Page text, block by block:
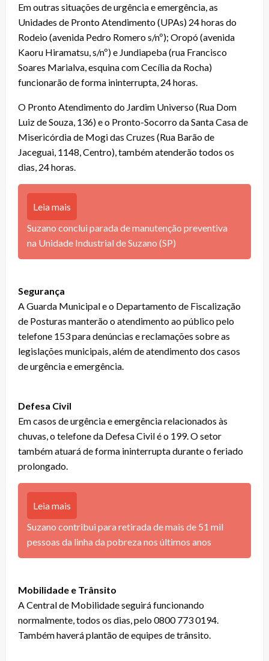
Em outras situações de urgência e emergência, as
Unidades de Pronto Atendimento (UPAs) 24 horas do
Rodeio (avenida Pedro Romero s/nº); Oropó (avenida
Kaoru Hiramatsu, s/nº) e Jundiapeba (rua Francisco
Soares Marialva, esquina com Cecília da Rocha)
funcionarão de forma ininterrupta, 24 horas.
O Pronto Atendimento do Jardim Universo (Rua Dom
Luiz de Souza, 136) e o Pronto-Socorro da Santa Casa de
Misericórdia de Mogi das Cruzes (Rua Barão de
Jaceguai, 1148, Centro), também atenderão todos os
dias, 24 horas.
Leia mais
Suzano conclui parada de manutenção preventiva
na Unidade Industrial de Suzano (SP)
Segurança
A Guarda Municipal e o Departamento de Fiscalização
de Posturas manterão o atendimento ao público pelo
telefone 153 para denúncias e reclamações sobre as
legislações municipais, além de atendimento dos casos
de urgência e emergência.
Defesa Civil
Em casos de urgência e emergência relacionados às
chuvas, o telefone da Defesa Civil é o 199. O setor
também atuará de forma ininterrupta durante o feriado
prolongado.
Leia mais
Suzano contribui para retirada de mais de 51 mil
pessoas da linha da pobreza nos últimos anos
Mobilidade e Trânsito
A Central de Mobilidade seguirá funcionando
normalmente, todos os dias, pelo 0800 773 0194.
Também haverá plantão de equipes de trânsito.